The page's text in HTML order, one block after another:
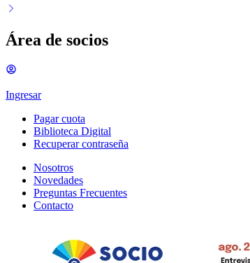
Área de socios
Ingresar
Pagar cuota
Biblioteca Digital
Recuperar contraseña
Nosotros
Novedades
Preguntas Frecuentes
Contacto